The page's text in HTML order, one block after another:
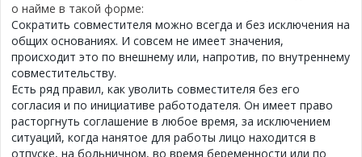
о найме в такой форме:
Сократить совместителя можно всегда и без исключения на
общих основаниях. И совсем не имеет значения,
происходит это по внешнему или, напротив, по внутреннему
совместительству.
Есть ряд правил, как уволить совместителя без его
согласия и по инициативе работодателя. Он имеет право
расторгнуть соглашение в любое время, за исключением
ситуаций, когда нанятое для работы лицо находится в
отпуске, на больничном, во время беременности или по